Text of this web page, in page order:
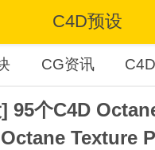
C4D预设
CG资讯
95个C4D
Texture